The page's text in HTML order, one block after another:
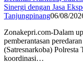
Sinergi dengan Jasa
Tanjungpinang06/08/
Zonakepri.com-Dalam
pemberantasan
(Satresnarkoba) Polresta
koordinasi…